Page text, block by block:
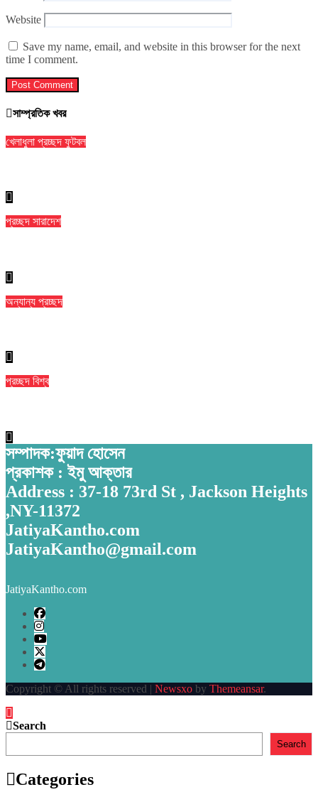
Website
Save my name, email, and website in this browser for the next
time I comment.
সাম্প্রতিক খবর
খেলাধুলা প্রচ্ছদ ফুটবল
প্রচ্ছদ সারাদেশ
অন্যান্য প্রচ্ছদ
প্রচ্ছদ বিশ্ব
সম্পাদক:ফুয়াদ হোসেন
প্রকাশক : ইমু আক্তার
Address : 37-18 73rd St , Jackson Heights
,NY-11372
JatiyaKantho.com
JatiyaKantho@gmail.com
JatiyaKantho.com
Copyright © All rights reserved | Newsxo by Themeansar.
Search
Search
Categories